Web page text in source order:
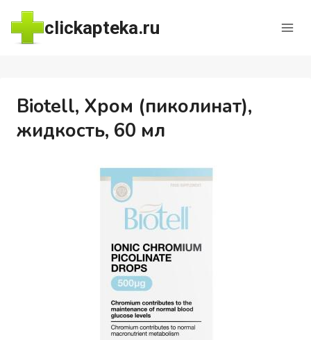
Перейти
содержимому
clickapteka.ru
Biotell, Хром (пиколинат),
жидкость, 60 мл